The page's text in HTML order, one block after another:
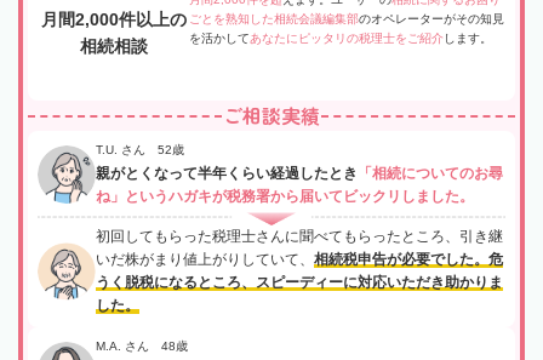
月間2,000件以上の
相続相談
ごとを熟知した相続会議編集部のオペレーターがその知見
を活かしてあなたにピッタリの税理士をご紹介 します。
ご相談実績
T.U. さん 52歳
親がとくなって半年くらい経過したとき
「相続についてのお尋
ね」というハガキが税務署から届いてビックリしました。
初回してもらった税理士さんに聞べてもらったところ、引き継
いだ株がまり値上がりしていて、 相続税申告が必要でした。危
うく脱税になるところ、スピーディーに対応いただき助かりま
した。
M.A. さん 48歳